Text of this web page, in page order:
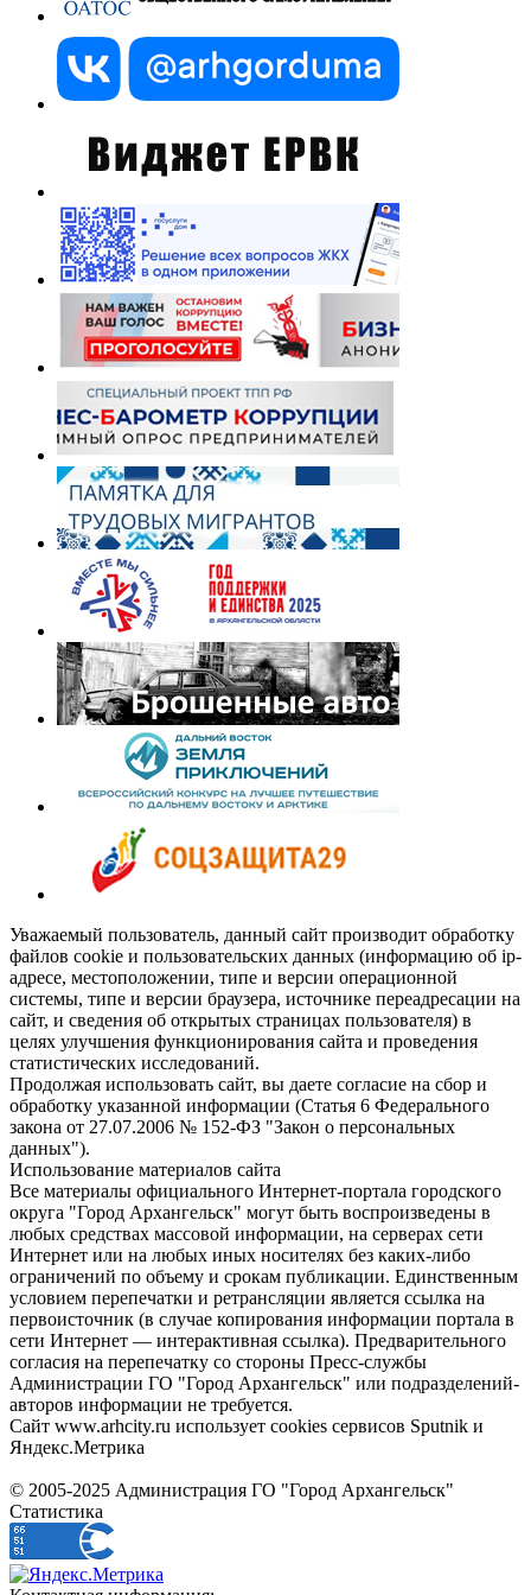
Уважаемый пользователь, данный сайт производит обработку
файлов cookie и пользовательских данных (информацию об ip-
адресе, местоположении, типе и версии операционной
системы, типе и версии браузера, источнике переадресации на
сайт, и сведения об открытых страницах пользователя) в
целях улучшения функционирования сайта и проведения
статистических исследований.
Продолжая использовать сайт, вы даете согласие на сбор и
обработку указанной информации (Статья 6 Федерального
закона от 27.07.2006 № 152-ФЗ "Закон о персональных
данных").
Использование материалов сайта
Все материалы официального Интернет-портала городского
округа "Город Архангельск" могут быть воспроизведены в
любых средствах массовой информации, на серверах сети
Интернет или на любых иных носителях без каких-либо
ограничений по объему и срокам публикации. Единственным
условием перепечатки и ретрансляции является ссылка на
первоисточник (в случае копирования информации портала в
сети Интернет — интерактивная ссылка). Предварительного
согласия на перепечатку со стороны Пресс-службы
Администрации ГО "Город Архангельск" или подразделений-
авторов информации не требуется.
Сайт www.arhcity.ru использует cookies сервисов Sputnik и
Яндекс.Метрика
© 2005-2025 Администрация ГО "Город Архангельск"
Статистика